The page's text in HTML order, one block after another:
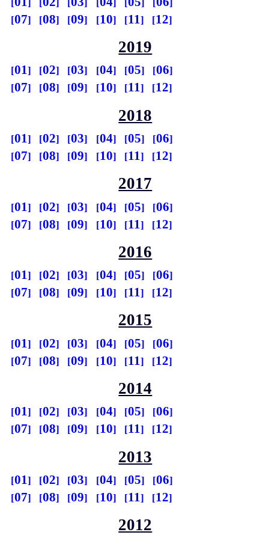
07
08 09 10 11 12
2019
01 02 03 04 05
06
07
08 09 10 11 12
2018
01 02 03 04 05
06
07
08 09 10 11 12
2017
01 02 03 04 05
06
07
08 09 10 11 12
2016
01 02 03 04 05
06
07
08 09 10 11 12
2015
01 02 03 04 05
06
07
08 09 10 11 12
2014
01 02 03 04 05
06
07
08 09 10 11 12
2013
01 02 03 04 05
06
07
08 09 10 11 12
2012